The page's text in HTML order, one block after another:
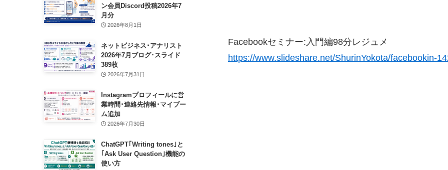
Facebookセミナー:入門編98分レジュメ
https://www.slideshare.net/ShurinYokota/facebookin-
ン会員Discord投稿2026年7
月分
2026年8月1日
ネットビジネス･アナリスト
2026年7月ブログ･スライド
389枚
2026年7月31日
Instagramプロフィールに営
業時間･連絡先情報･マイブー
ム追加
2026年7月30日
ChatGPT｢Writing tones｣と
｢Ask User Question｣機能の
使い方